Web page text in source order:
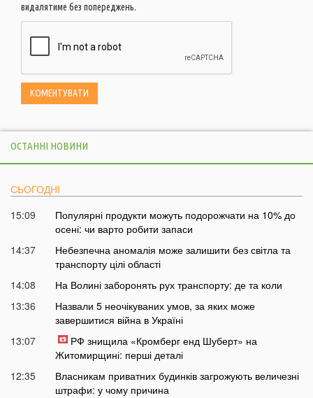
видалятиме без попереджень.
ОСТАННІ НОВИНИ
СЬОГОДНІ
15:09
Популярні продукти можуть подорожчати на 10% до
осені: чи варто робити запаси
14:37
Небезпечна аномалія може залишити без світла та
транспорту цілі області
14:08
На Волині заборонять рух транспорту: де та коли
13:36
Назвали 5 неочікуваних умов, за яких може
завершитися війна в Україні
13:07
РФ знищила «Кромберг енд Шуберт» на
Житомирщині: перші деталі
12:35
Власникам приватних будинків загрожують величезні
штрафи: у чому причина